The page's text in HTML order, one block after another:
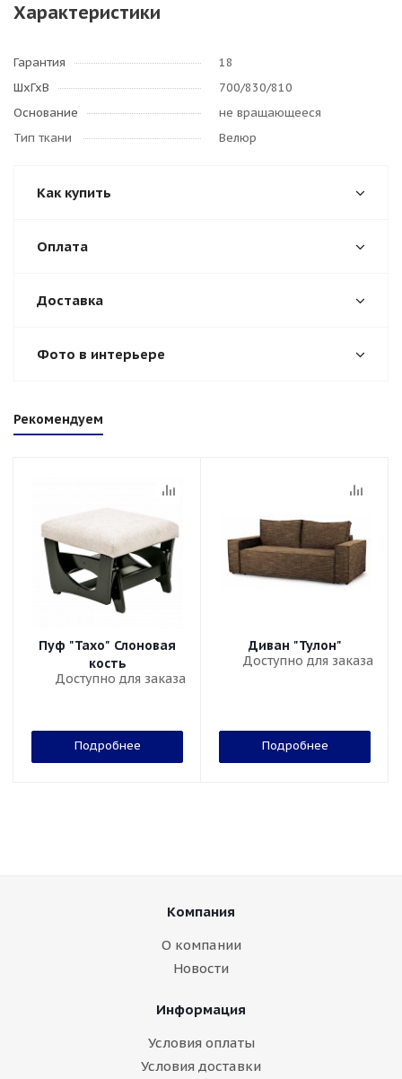
Характеристики
Гарантия
18
ШхГхВ
700/830/810
Основание
не вращающееся
Тип ткани
Велюр
Как купить
Оплата
Доставка
Фото в интерьере
Рекомендуем
Пуф "Тахо" Слоновая
кость
Доступно для заказа
Подробнее
Диван "Тулон"
Доступно для заказа
Подробнее
Компания
О компании
Новости
Информация
Условия оплаты
Условия доставки